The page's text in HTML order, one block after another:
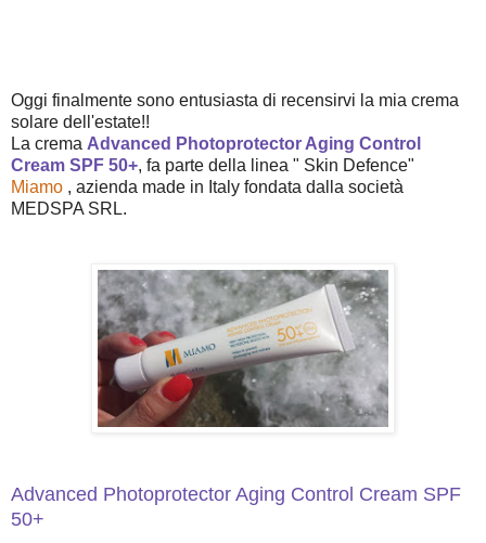
Oggi finalmente sono entusiasta di recensirvi la mia crema
solare dell'estate!!
La crema Advanced Photoprotector Aging Control
Cream SPF 50+, fa parte della linea " Skin Defence"
Miamo , azienda made in Italy fondata dalla società
MEDSPA SRL.
Advanced Photoprotector Aging Control Cream SPF
50+